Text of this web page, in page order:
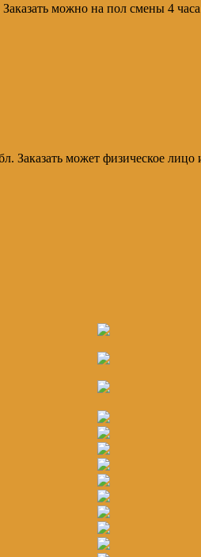
можно на пол смены 4
Заказать может физическое